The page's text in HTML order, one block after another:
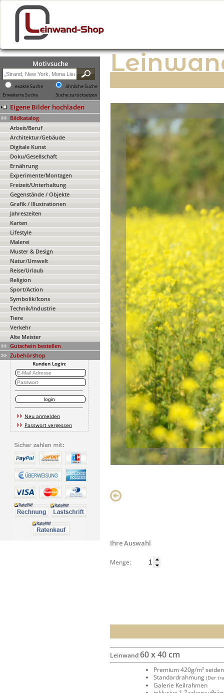
Motivsuche
exakte Suche
ähnliche Suche
Erweiterte Suche
Suche zurücksetzen
Eigene Bilder hochladen
Bildkatalog
Arbeit/Beruf
Architektur/Gebäude
Digitale Kunst
Doku/Gesellschaft
Ernährung
Experimente/Montagen
Freizeit/Unterhaltung
Gegenstände / Objekte
Grafik / Illustrationen
Jahreszeiten
Karten
Lifestyle
Malerei
Muster & Design
Natur/Umwelt
Reise/Urlaub
Religion
Sport/Action
Symbolik/Icons
Technik/Industrie
Tiere
Verkehr
Alte Meister
Gutschein bestellen
Zubehörshop
Kunden Login:
Neu anmelden
Passwort vergessen
Ihre Auswahl
Menge:
Leinwand60 x 40 cm
Premium 420g/m²
Standardrahmung (Der
Galerie Keilrahmen